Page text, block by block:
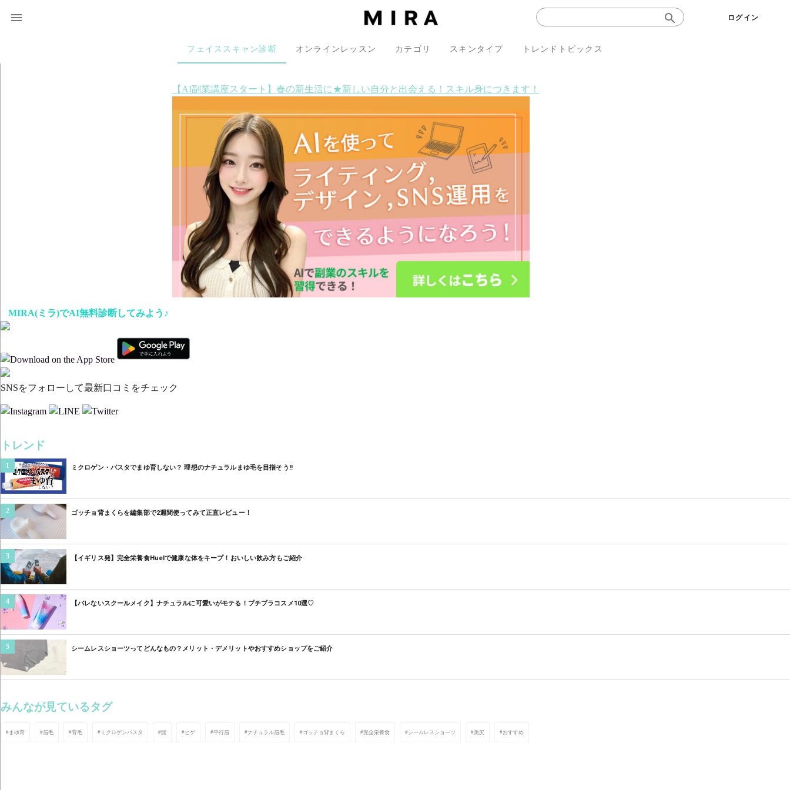
ログイン
フェイススキャン診断 オンラインレッスン カテゴリ スキンタイプ トレンドトピックス
【AI副業講座スタート】春の新生活に★新しい自分と出会える！スキル身につきます！
MIRA(ミラ)でAI無料診断してみよう♪
SNSをフォローして最新口コミをチェック
トレンド
1 ミクロゲン・パスタでまゆ育しない？ 理想のナチュラルまゆ毛を目指そう‼︎
2 ゴッチョ背まくらを編集部で2週間使ってみて正直レビュー！
3 【イギリス発】完全栄養食Huelで健康な体をキープ！おいしい飲み方もご紹介
4 【バレないスクールメイク】ナチュラルに可愛いがモテる！プチプラコスメ10選♡
5 シームレスショーツってどんなもの？メリット・デメリットやおすすめショップをご紹介
みんなが見ているタグ
#まゆ育 #眉毛 #育毛 #ミクロゲンパスタ #髭 #ヒゲ #平行眉 #ナチュラル眉毛 #ゴッチョ背まくら #完全栄養食 #シームレスショーツ #美尻 #おすすめ